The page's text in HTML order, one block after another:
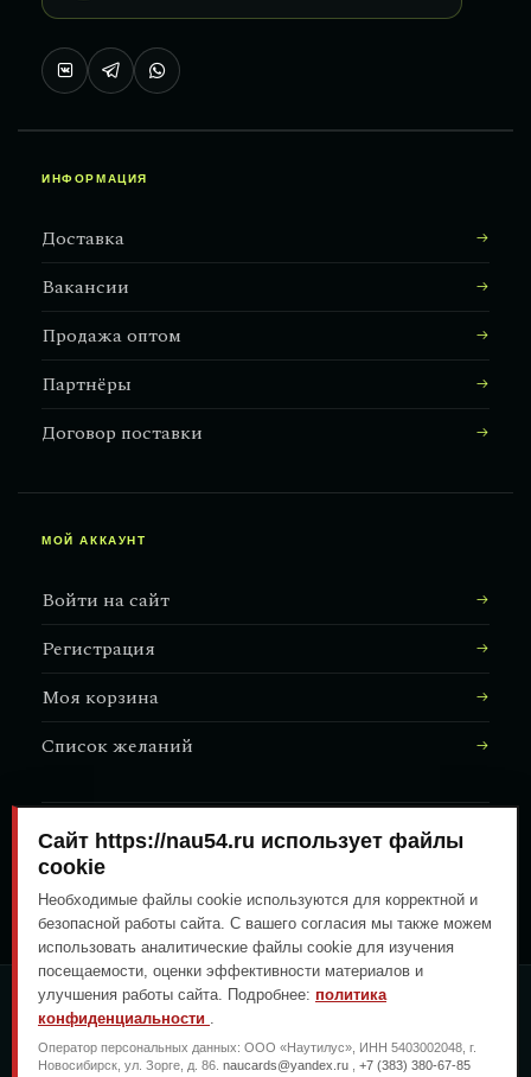
ИНФОРМАЦИЯ
Доставка
Вакансии
Продажа оптом
Партнёры
Договор поставки
МОЙ АККАУНТ
Войти на сайт
Регистрация
Моя корзина
Список желаний
АДРЕС МАГАЗИНА
Залесского, 8/1
ОПЛАТА ЛЮБЫМ УДОБНЫМ
СПОСОБОМ
ГЕНЕРАЛЬНЫЙ ПЕРЕВОЗЧИК
Сайт https://nau54.ru использует файлы
cookie
Необходимые файлы cookie используются для корректной и
безопасной работы сайта. С вашего согласия мы также можем
использовать аналитические файлы cookie для изучения
посещаемости, оценки эффективности материалов и
улучшения работы сайта. Подробнее: политика
конфиденциальности .
Оператор персональных данных: ООО «Наутилус», ИНН 5403002048, г.
Новосибирск, ул. Зорге, д. 86. naucards@yandex.ru +7 (383) 380-67-85